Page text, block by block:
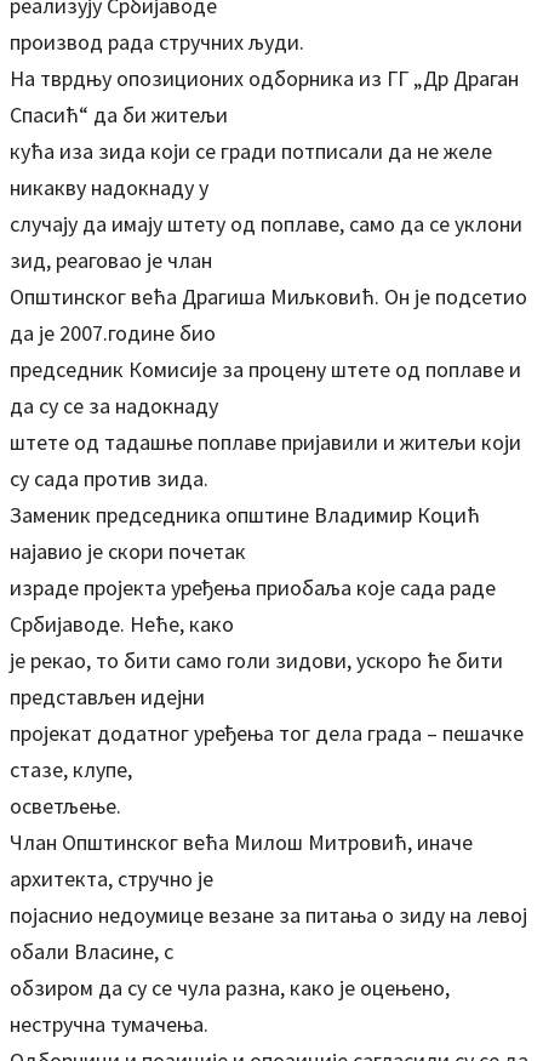
производ рада стручних људи.
На тврдњу опозиционих одборника из ГГ „Др Драган
Спасић“ да би житељи
кућа иза зида који се гради потписали да не желе
никакву надокнаду у
случају да имају штету од поплаве, само да се уклони
зид, реаговао је члан
Општинског већа Драгиша Миљковић. Он је подсетио
да је 2007.године био
председник Комисије за процену штете од поплаве и
да су се за надокнаду
штете од тадашње поплаве пријавили и житељи који
су сада против зида.
Заменик председника општине Владимир Коцић
најавио је скори почетак
израде пројекта уређења приобаља које сада раде
Србијаводе. Неће, како
је рекао, то бити само голи зидови, ускоро ће бити
представљен идејни
пројекат додатног уређења тог дела града – пешачке
стазе, клупе,
осветљење.
Члан Општинског већа Милош Митровић, иначе
архитекта, стручно је
појаснио недоумице везане за питања о зиду на левој
обали Власине, с
обзиром да су се чула разна, како је оцењено,
нестручна тумачења.